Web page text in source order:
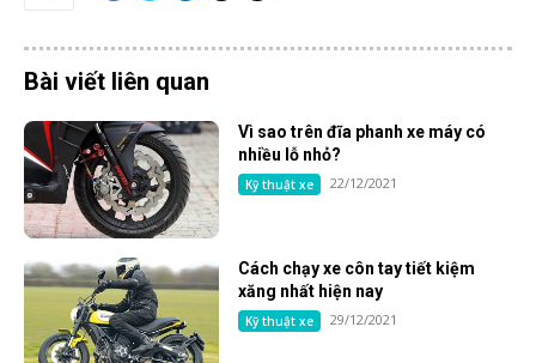
Bài viết liên quan
Vì sao trên đĩa phanh xe máy có
nhiều lỗ nhỏ?
Kỹ thuật xe 22/12/2021
Cách chạy xe côn tay tiết kiệm
xăng nhất hiện nay
Kỹ thuật xe 29/12/2021